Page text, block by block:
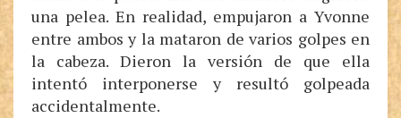
una pelea. En realidad, empujaron a Yvonne
entre ambos y la mataron de varios golpes en
la cabeza. Dieron la versión de que ella
intentó interponerse y resultó golpeada
accidentalmente.